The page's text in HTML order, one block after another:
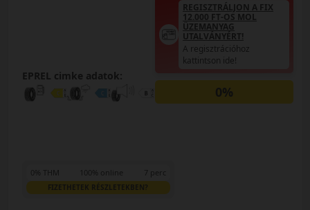
EPREL cimke adatok:
REGISZTRÁLJON A FIX
12.000 FT-OS MOL
ÜZEMANYAG
UTALVÁNYÉRT!
A regisztrációhoz
kattintson ide!
0%
0% THM 100% online 7 perc
FIZETHETEK RÉSZLETEKBEN?